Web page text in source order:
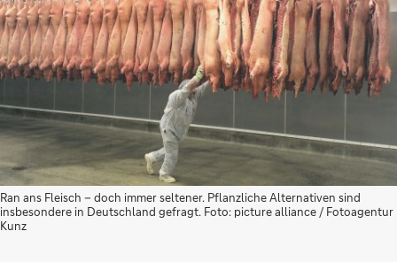
Ran ans Fleisch – doch immer seltener. Pflanzliche Alternativen sind
insbesondere in Deutschland gefragt. Foto: picture alliance / Fotoagentur
Kunz